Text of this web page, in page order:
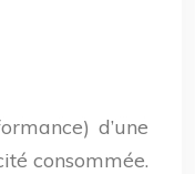
d’une
consommée.